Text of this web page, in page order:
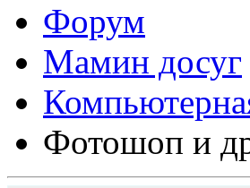
Форум
Мамин досуг
Фотошоп и